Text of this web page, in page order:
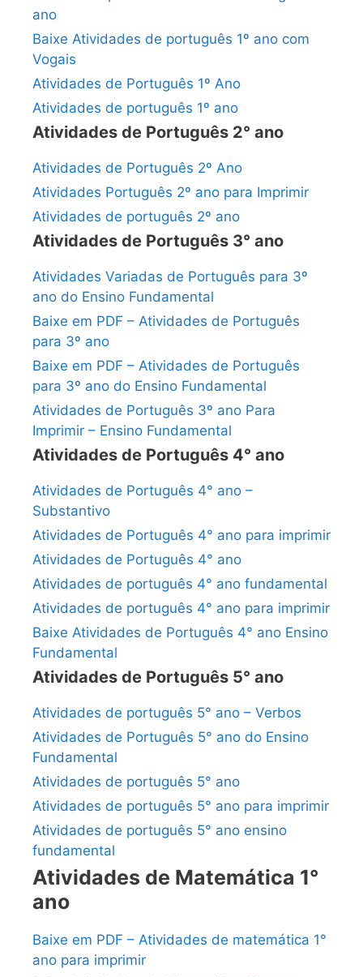
ano
Baixe Atividades de português 1º ano com
Vogais
Atividades de Português 1º Ano
Atividades de português 1º ano
Atividades de Português 2° ano
Atividades de Português 2º Ano
Atividades Português 2º ano para Imprimir
Atividades de português 2º ano
Atividades de Português 3° ano
Atividades Variadas de Português para 3º
ano do Ensino Fundamental
Baixe em PDF – Atividades de Português
para 3º ano
Baixe em PDF – Atividades de Português
para 3º ano do Ensino Fundamental
Atividades de Português 3º ano Para
Imprimir – Ensino Fundamental
Atividades de Português 4° ano
Atividades de Português 4° ano –
Substantivo
Atividades de Português 4° ano para imprimir
Atividades de Português 4° ano
Atividades de português 4° ano fundamental
Atividades de português 4° ano para imprimir
Baixe Atividades de Português 4° ano Ensino
Fundamental
Atividades de Português 5° ano
Atividades de português 5° ano – Verbos
Atividades de Português 5° ano do Ensino
Fundamental
Atividades de português 5° ano
Atividades de português 5° ano para imprimir
Atividades de português 5° ano ensino
fundamental
Atividades de Matemática 1°
ano
Baixe em PDF – Atividades de matemática 1°
ano para imprimir